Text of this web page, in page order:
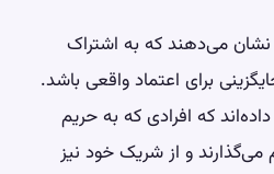
می‌دهند که به اشتراک
برای اعتماد واقعی باشد.
که افرادی که به حریم
و از شریک خود نیز